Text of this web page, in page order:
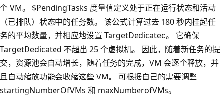
个 VM。 $PendingTasks 度量值定义处于正在运行状态和活动
（已排队）状态中的任务数。 该公式计算过去 180 秒内挂起任
务的平均数量，并相应地设置 TargetDedicated。 它确保
TargetDedicated 不超出 25 个虚拟机。 因此，随着新任务的提
交，资源池会自动增长，随着任务的完成，VM 会逐个释放，并
且自动缩放功能会收缩这些 VM。 可根据自己的需要调整
startingNumberOfVMs 和 maxNumberofVMs。